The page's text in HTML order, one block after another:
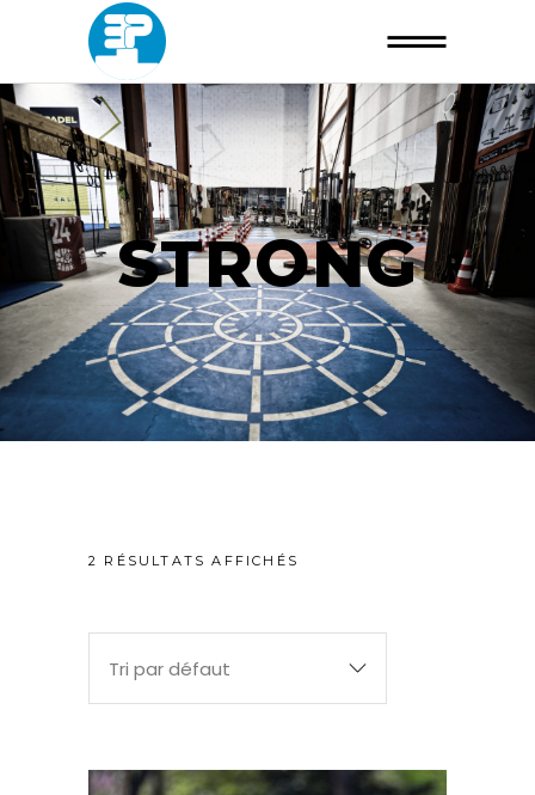
STRONG
2 RÉSULTATS AFFICHÉS
Tri par défaut